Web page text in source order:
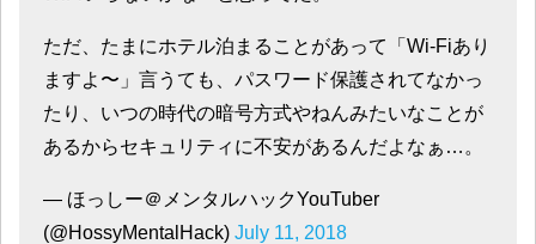
ただ、たまにホテル泊まることがあって「Wi-Fiあり
ますよ〜」言うても、パスワード保護されてなかっ
たり、いつの時代の暗号方式やねんみたいなことが
あるからセキュリティに不安があるんだよなぁ…。
— ほっしー＠メンタルハックYouTuber
(@HossyMentalHack) July 11, 2018